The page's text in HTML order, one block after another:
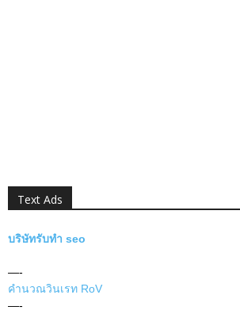
Text Ads
บริษัทรับทำ seo
—-
คำนวณวินเรท RoV
—-